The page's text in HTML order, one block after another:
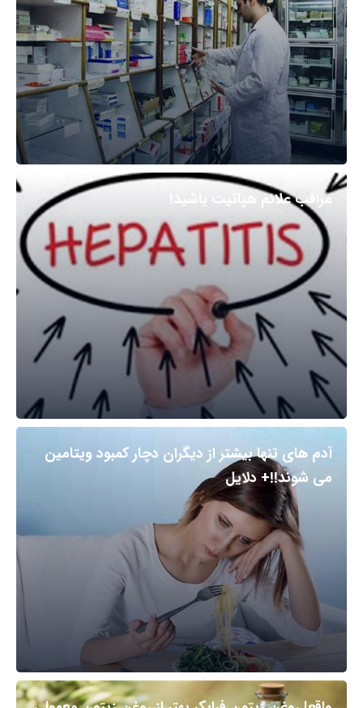
مراقب علائم هپاتیت باشید!
آدم های تنها بیشتر از دیگران دچار کمبود ویتامین
می شوند!!+ دلایل